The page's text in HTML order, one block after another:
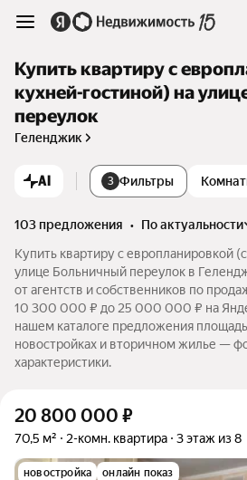
Купить квартиру с
кухней-гостиной) на
переулок
Геленджик
AI 3 Фильтры
103 предложения •
по актуальности
Купить квартиру с европланировкой
улице Больничный переулок в
от агентств и собственников по
10 300 000 ₽ до 25 000 000 ₽ на
нашем каталоге предложения
новостройках и вторичном жилье —
характеристики.
20 800 000 ₽
70,5 м² 2-комн. квартира 3 этаж из 8
новостройка онлайн показ